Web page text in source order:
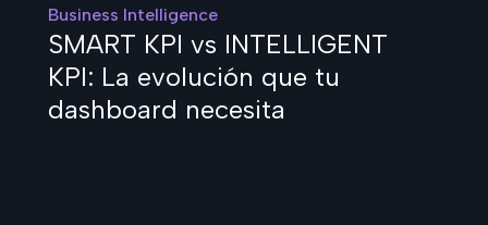
Business Intelligence
SMART KPI vs INTELLIGENT
KPI: La evolución que tu
dashboard necesita